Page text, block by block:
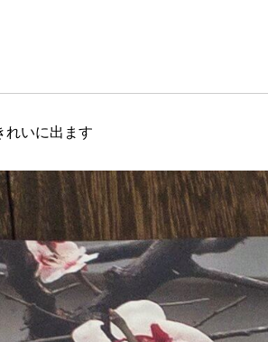
れいに出ます